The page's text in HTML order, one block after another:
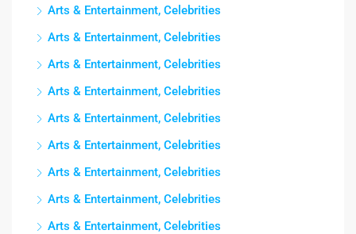
Arts & Entertainment, Celebrities
Arts & Entertainment, Celebrities
Arts & Entertainment, Celebrities
Arts & Entertainment, Celebrities
Arts & Entertainment, Celebrities
Arts & Entertainment, Celebrities
Arts & Entertainment, Celebrities
Arts & Entertainment, Celebrities
Arts & Entertainment, Celebrities